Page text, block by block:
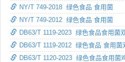
NY/T 749-2018 绿色食品 食用菌
NY/T 749-2012 绿色食品 食用菌
DB63/T 1119-2023 绿色食品食用菌
DB63/T 1119-2012 绿色食品 食用
DB63/T 1120-2023 绿色食品食用菌